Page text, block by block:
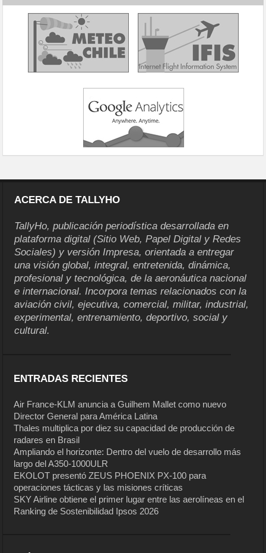
ACERCA DE TALLYHO
TallyHo, publicación periodística desarrollada en
plataforma digital (Sitio Web, Papel Digital y Redes
Sociales) y versión Impresa, orientada a entregar
una visión global, integral, entretenida, dinámica,
profesional y tecnológica, de la aeronáutica nacional
e internacional. Incorpora temas relacionados con la
aviación civil, ejecutiva, comercial, militar, industrial,
experimental, entrenamiento, deportivo, social y
cultural.
ENTRADAS RECIENTES
Air France-KLM anuncia a Guilhem Mallet como nuevo
Director General para América Latina
Thales multiplica por diez su capacidad de producción de
radares en Brasil
Ampliando el horizonte: Dentro del vuelo de desarrollo más
largo del A350-1000ULR
EKOLOT presentó ZEUS PHOENIX PX-100 para
operaciones tácticas y las misiones críticas
SKY Airline obtiene el primer lugar entre las aerolíneas en el
Ranking de Sostenibilidad Ipsos 2026